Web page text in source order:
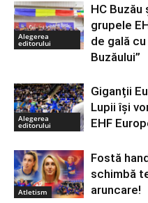
Alegerea
editorului
HC
grupele
de gală
Buzăului”
Alegerea
editorului
Giganții
Lupii își
EHF
Atletism
Fostă
schimbă
aruncare!